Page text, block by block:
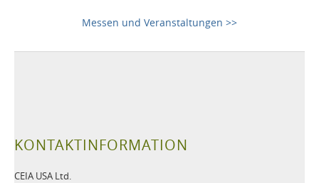
Messen und Veranstaltungen >>
KONTAKTINFORMATION
CEIA USA Ltd.